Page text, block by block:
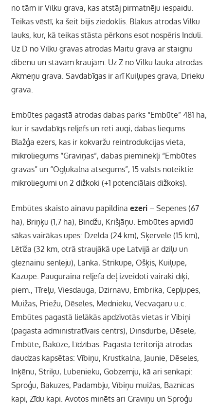
no tām ir Vilku grava, kas atstāj pirmatnēju iespaidu.
Teikas vēstī, ka šeit bijis ziedoklis. Blakus atrodas Vilku
lauks, kur, kā teikas stāsta pērkons esot nospēris Induli.
Uz D no Vilku gravas atrodas Maitu grava ar staignu
dibenu un stāvām kraujām. Uz Z no Vilku lauka atrodas
Akmeņu grava. Savdabīgas ir arī Kuiļupes grava, Drieku
grava.
Embūtes pagastā atrodas dabas parks “Embūte” 481 ha,
kur ir savdabīgs reljefs un reti augi, dabas liegums
Blažģa ezers, kas ir kokvaržu reintrodukcijas vieta,
mikroliegums “Graviņas”, dabas pieminekļi “Embūtes
gravas” un “Ogļukalna atsegums”, 15 valsts noteiktie
mikroliegumi un 2 dižkoki (+1 potenciālais dižkoks).
Embūtes skaisto ainavu papildina ezeri– Sepenes (67
ha), Briņķu (1,7 ha), Bindžu, Krišjāņu. Embūtes apvidū
sākas vairākas upes: Dzelda (24 km), Sķervele (15 km),
Lētīža (32 km, otrā straujākā upe Latvijā ar dziļu un
gleznainu senleju), Lanka, Strikupe, Ošķis, Kuiļupe,
Kazupe. Paugurainā reljefa dēļ izveidoti vairāki dīķi,
piem., Tīreļu, Viesdauga, Dzirnavu, Embrika, Cepļupes,
Muižas, Priežu, Dēseles, Mednieku, Vecvagaru u.c.
Embūtes pagastā lielākās apdzīvotās vietas ir Vībiņi
(pagasta administratīvais centrs), Dinsdurbe, Dēsele,
Embūte, Bakūze, Līdzības. Pagasta teritorijā atrodas
daudzas kapsētas: Vībiņu, Krustkalna, Jaunie, Dēseles,
Inķēnu, Striķu, Lubenieku, Gobzemju, kā ari senkapi:
Sproģu, Bakuzes, Padambju, Vībiņu muižas, Baznīcas
kapi, Zīdu kapi. Avotos minēts ari Graviņu un Sproģu